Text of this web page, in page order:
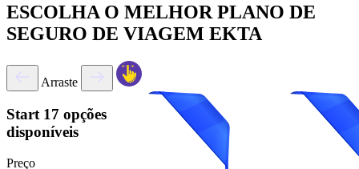
ESCOLHA O MELHOR PLANO DE
SEGURO DE VIAGEM EKTA
Arraste
Start 17 opções
disponíveis
Preço